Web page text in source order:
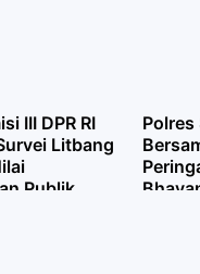
III DPR RI
Litbang
Publik
Polres